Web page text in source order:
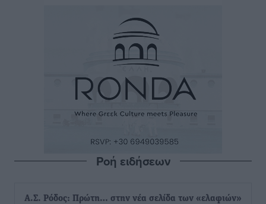
Ροή ειδήσεων
Α.Σ. Ρόδος: Πρώτη… στην νέα σελίδα των «ελαφιών»